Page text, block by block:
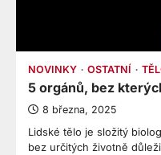
NOVINKY OSTATNÍ
5 orgánů, bez
8 března, 2025
Lidské tělo je složitý
bez určitých životně